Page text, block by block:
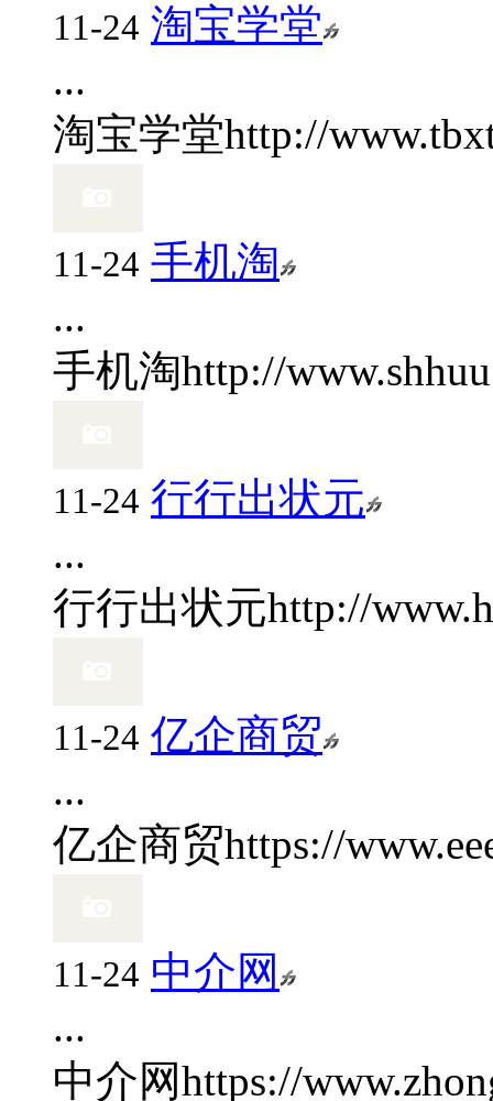
11-24 淘宝学堂
...
淘宝学堂http://
11-24 手机淘
...
手机淘http://
11-24 行行出状元
...
行行出状元http://
11-24 亿企商贸
...
亿企商贸https://
11-24 中介网
...
中介网https://